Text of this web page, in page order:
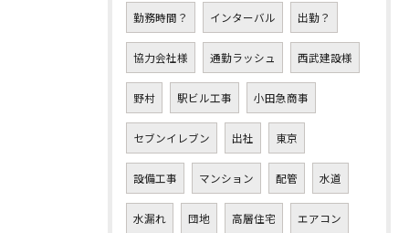
勤務時間？ インターバル 出勤？
協力会社様 通勤ラッシュ 西武建設様
野村 駅ビル工事 小田急商事
セブンイレブン 出社 東京
設備工事 マンション 配管 水道
水漏れ 団地 高層住宅 エアコン